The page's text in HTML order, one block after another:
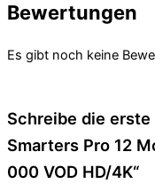
Bewertungen
Es gibt noch keine
Schreibe die erste
Smarters Pro 12
000 VOD HD/4K“